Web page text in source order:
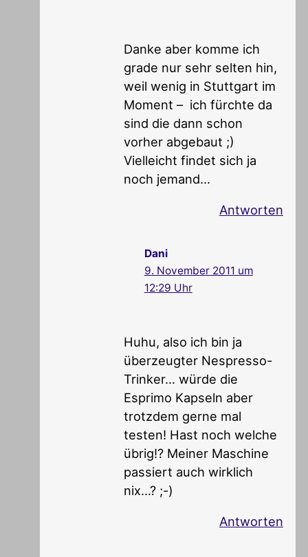
Danke aber komme ich
grade nur sehr selten hin,
weil wenig in Stuttgart im
Moment – ich fürchte da
sind die dann schon
vorher abgebaut ;)
Vielleicht findet sich ja
noch jemand…
Antworten
Dani
9. November 2011 um
12:29 Uhr
Huhu, also ich bin ja
überzeugter Nespresso-
Trinker… würde die
Esprimo Kapseln aber
trotzdem gerne mal
testen! Hast noch welche
übrig!? Meiner Maschine
passiert auch wirklich
nix…? ;-)
Antworten